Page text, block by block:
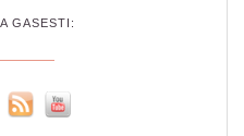
GASESTI: